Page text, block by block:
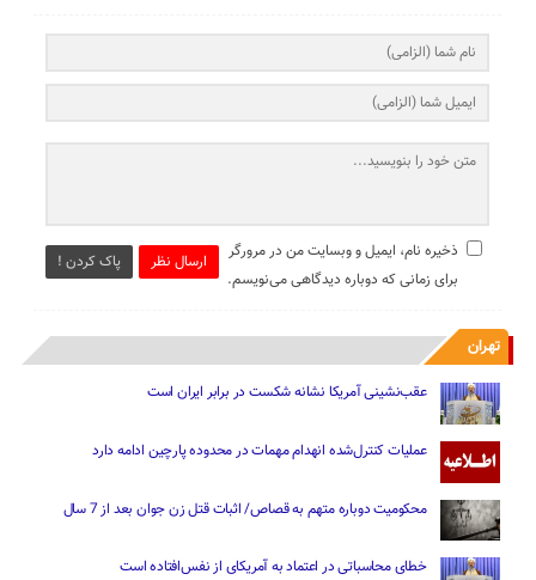
ارسال نظر پاک کردن !
ذخیره نام، ایمیل و وبسایت من در مرورگر
برای زمانی که دوباره دیدگاهی می‌نویسم.
تهران
عقب‌نشینی آمریکا نشانه شکست در برابر ایران است
عملیات کنترل‌شده انهدام مهمات در محدوده پارچین ادامه دارد
محکومیت دوباره متهم به قصاص/ اثبات قتل زن جوان بعد از 7 سال
خطای محاسباتی در اعتماد به آمریکای از نفس‌افتاده است